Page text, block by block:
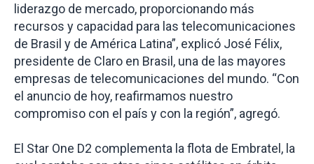
liderazgo de mercado, proporcionando más
recursos y capacidad para las telecomunicaciones
de Brasil y de América Latina”, explicó José Félix,
presidente de Claro en Brasil, una de las mayores
empresas de telecomunicaciones del mundo. “Con
el anuncio de hoy, reafirmamos nuestro
compromiso con el país y con la región”, agregó.
El Star One D2 complementa la flota de Embratel, la